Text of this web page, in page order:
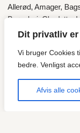
Dit privatliv
Vi bruger Cookies
bedre. Venligst
Afvis alle
Allerød, Amager,
Brønshøj,
Fredensborg,
Hillerød,Hvidovre,
Lyngby,Lyngby-
Rødovre,Tårnby,